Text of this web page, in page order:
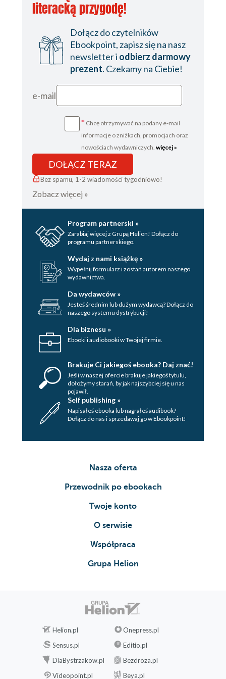
literacką przygodę!
Dołącz do czytelników
Ebookpoint, zapisz się na nasz
newsletter i odbierz darmowy
prezent. Czekamy na Ciebie!
e-mail
* Chcę otrzymywać na podany e-mail
informacje o zniżkach, promocjach oraz
nowościach wydawniczych. więcej »
DOŁĄCZ TERAZ
Bez spamu, 1-2 wiadomości tygodniowo!
Zobacz więcej »
Program partnerski »
Zarabiaj więcej z Grupą Helion! Dołącz do
programu partnerskiego.
Wydaj z nami książkę »
Wypełnij formularz i zostań autorem naszego
wydawnictwa.
Da wydawców »
Jesteś średnim lub dużym wydawcą? Dołącz do
naszego systemu dystrybucji!
Dla biznesu »
Ebooki i audiobooki w Twojej firmie.
Brakuje Ci jakiegoś ebooka? Daj znać!
Jeśli w naszej ofercie brakuje jakiegoś tytulu,
dołożymy starań, by jak najszybciej się u nas
pojawił.
Self publishing »
Napisałeś ebooka lub nagrałeś audibook?
Dołącz do nas i sprzedawaj go w Ebookpoint!
Nasza oferta
Przewodnik po ebookach
Twoje konto
O serwisie
Współpraca
Grupa Helion
Helion.pl
Onepress.pl
Sensus.pl
Editio.pl
DlaBystrzakow.pl
Bezdroza.pl
Videopoint.pl
Beya.pl